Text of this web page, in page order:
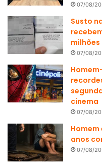
07/08/
Susto
milhões
07/08/
cinema
07/08/
anos
07/08/